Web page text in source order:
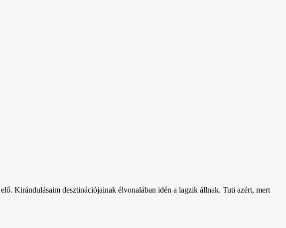
Kirándulásaim desztinációjainak élvonalában idén a lagzik állnak. Tuti azért, mert